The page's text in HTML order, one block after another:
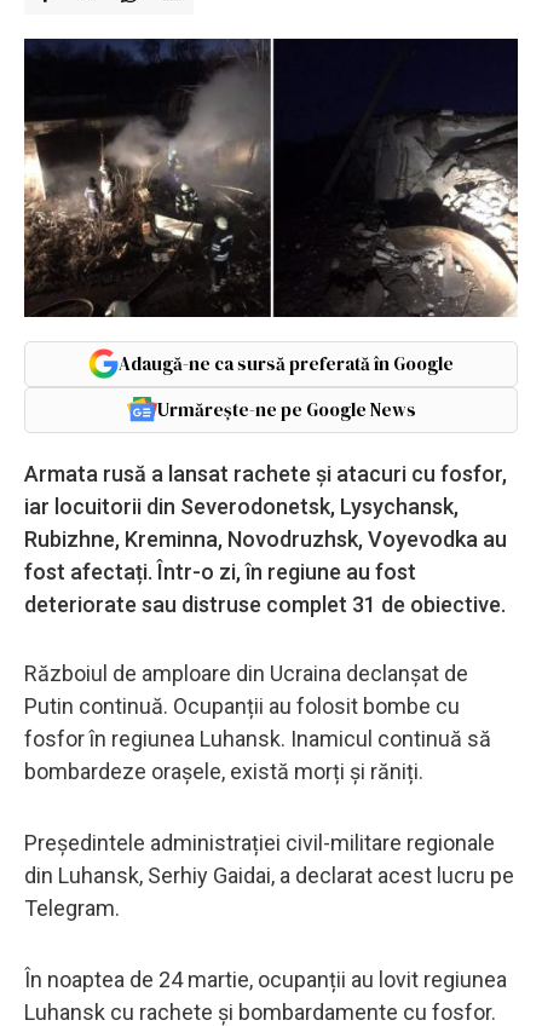
Adaugă-ne ca sursă preferată în Google
Urmărește-ne pe Google News
Armata rusă a lansat rachete și atacuri cu fosfor,
iar locuitorii din Severodonetsk, Lysychansk,
Rubizhne, Kreminna, Novodruzhsk, Voyevodka au
fost afectați. Într-o zi, în regiune au fost
deteriorate sau distruse complet 31 de obiective.
Războiul de amploare din Ucraina declanșat de
Putin continuă. Ocupanții au folosit bombe cu
fosfor în regiunea Luhansk. Inamicul continuă să
bombardeze orașele, există morți și răniți.
Președintele administrației civil-militare regionale
din Luhansk, Serhiy Gaidai, a declarat acest lucru pe
Telegram.
În noaptea de 24 martie, ocupanții au lovit regiunea
Luhansk cu rachete și bombardamente cu fosfor.